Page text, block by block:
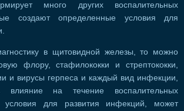
много других воспалительных
создают определенные условия для
в щитовидной железы, то можно
флору, стафилококки и стрептококки,
и вирусы герпеса и каждый вид инфекции,
влияние на течение воспалительных
условия для развития инфекций, может